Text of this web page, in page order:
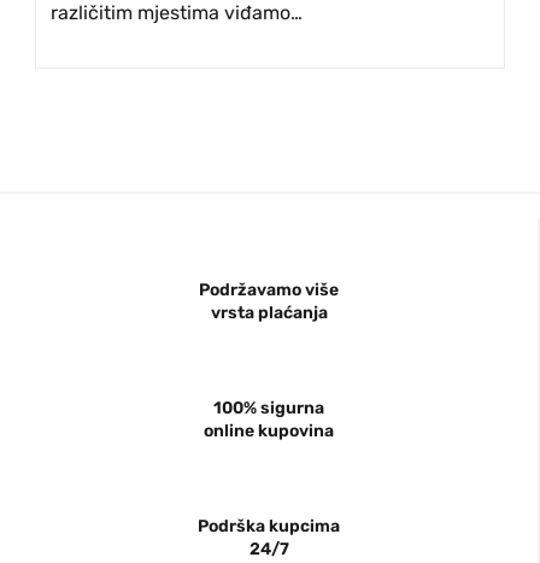
različitim mjestima viđamo…
Podržavamo više
vrsta plaćanja
100% sigurna
online kupovina
Podrška kupcima
24/7